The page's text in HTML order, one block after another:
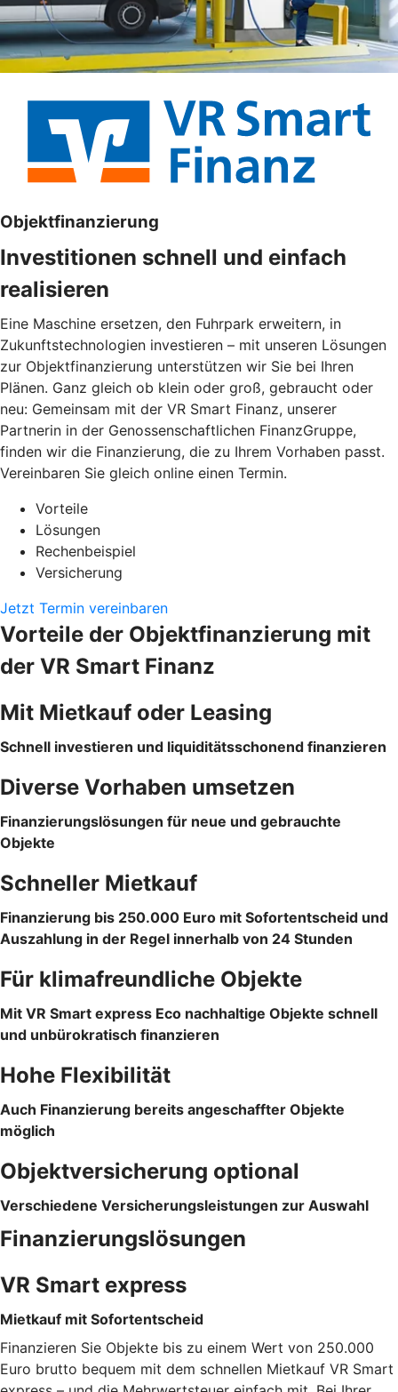
Objektfinanzierung
Investitionen schnell und einfach
realisieren
Eine Maschine ersetzen, den Fuhrpark erweitern, in
Zukunftstechnologien investieren – mit unseren Lösungen
zur Objektfinanzierung unterstützen wir Sie bei Ihren
Plänen. Ganz gleich ob klein oder groß, gebraucht oder
neu: Gemeinsam mit der VR Smart Finanz, unserer
Partnerin in der Genossenschaftlichen FinanzGruppe,
finden wir die Finanzierung, die zu Ihrem Vorhaben passt.
Vereinbaren Sie gleich online einen Termin.
Vorteile
Lösungen
Rechenbeispiel
Versicherung
Jetzt Termin vereinbaren
Vorteile der Objektfinanzierung mit
der VR Smart Finanz
Mit Mietkauf oder Leasing
Schnell investieren und liquiditätsschonend finanzieren
Diverse Vorhaben umsetzen
Finanzierungslösungen für neue und gebrauchte
Objekte
Schneller Mietkauf
Finanzierung bis 250.000 Euro mit Sofortentscheid und
Auszahlung in der Regel innerhalb von 24 Stunden
Für klimafreundliche Objekte
Mit VR Smart express Eco nachhaltige Objekte schnell
und unbürokratisch finanzieren
Hohe Flexibilität
Auch Finanzierung bereits angeschaffter Objekte
möglich
Objektversicherung optional
Verschiedene Versicherungsleistungen zur Auswahl
Finanzierungslösungen
VR Smart express
Mietkauf mit Sofortentscheid
Finanzieren Sie Objekte bis zu einem Wert von 250.000
Euro brutto bequem mit dem schnellen Mietkauf VR Smart